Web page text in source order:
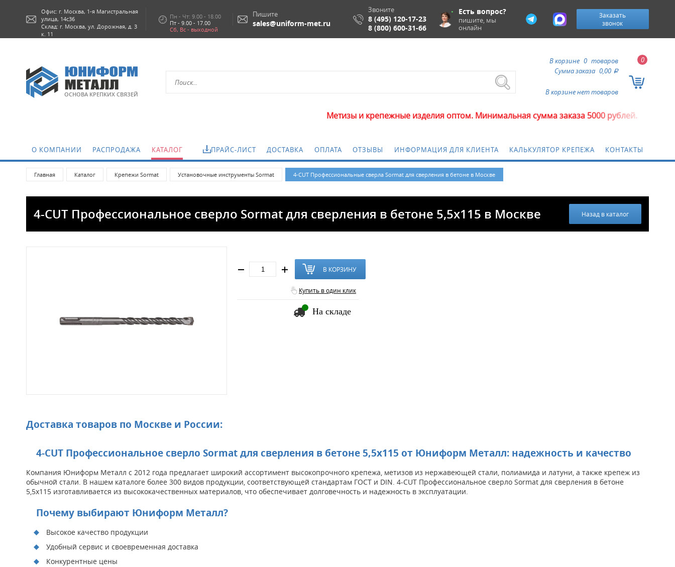
Есть вопрос?
пишите, мы
онлайн
Офис: г. Москва, 1-я Магистральная
улица, 14с36
Склад: г. Москва, ул. Дорожная, д. 3
к. 11
Пн - Чт: 9.00 - 18.00
Пт - 9.00 - 17.00
Сб, Вс - выходной
Пишите
sales@uniform-met.ru
Звоните
8 (495) 120-17-23
8 (800) 600-31-66
Заказать
звонок
ОСНОВА КРЕПКИХ СВЯЗЕЙ
0
В корзине 0 товаров
Сумма заказа 0,00 a
В корзине нет товаров
Метизы и крепежные изделия оптом. Минимальная сумма заказа 5000 рублей.
О КОМПАНИИ РАСПРОДАЖА КАТАЛОГ ПРАЙС-ЛИСТ ДОСТАВКА ОПЛАТА ОТЗЫВЫ ИНФОРМАЦИЯ ДЛЯ КЛИЕНТА КАЛЬКУЛЯТОР КРЕПЕЖА КОНТАКТЫ
Главная Каталог Крепежи Sormat Установочные инструменты Sormat 4-CUT Профессиональные сверла Sormat для сверления в бетоне в Москве
4-CUT Профессиональное сверло Sormat для сверления в бетоне 5,5x115 в Москве Назад в каталог
В КОРЗИНУ
Купить в один клик
На складе
Доставка товаров по Москве и России:
4-CUT Профессиональное сверло Sormat для сверления в бетоне 5,5x115 от Юниформ Металл: надежность и качество
Компания Юниформ Металл с 2012 года предлагает широкий ассортимент высокопрочного крепежа, метизов из нержавеющей стали, полиамида и латуни, а также крепеж из
обычной стали. В нашем каталоге более 300 видов продукции, соответствующей стандартам ГОСТ и DIN. 4-CUT Профессиональное сверло Sormat для сверления в бетоне
5,5x115 изготавливается из высококачественных материалов, что обеспечивает долговечность и надежность в эксплуатации.
Почему выбирают Юниформ Металл?
Высокое качество продукции
Удобный сервис и своевременная доставка
Конкурентные цены